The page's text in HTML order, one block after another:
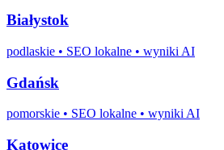
Białystok
podlaskie • SEO lokalne • wyniki AI
Gdańsk
pomorskie • SEO lokalne • wyniki AI
Katowice